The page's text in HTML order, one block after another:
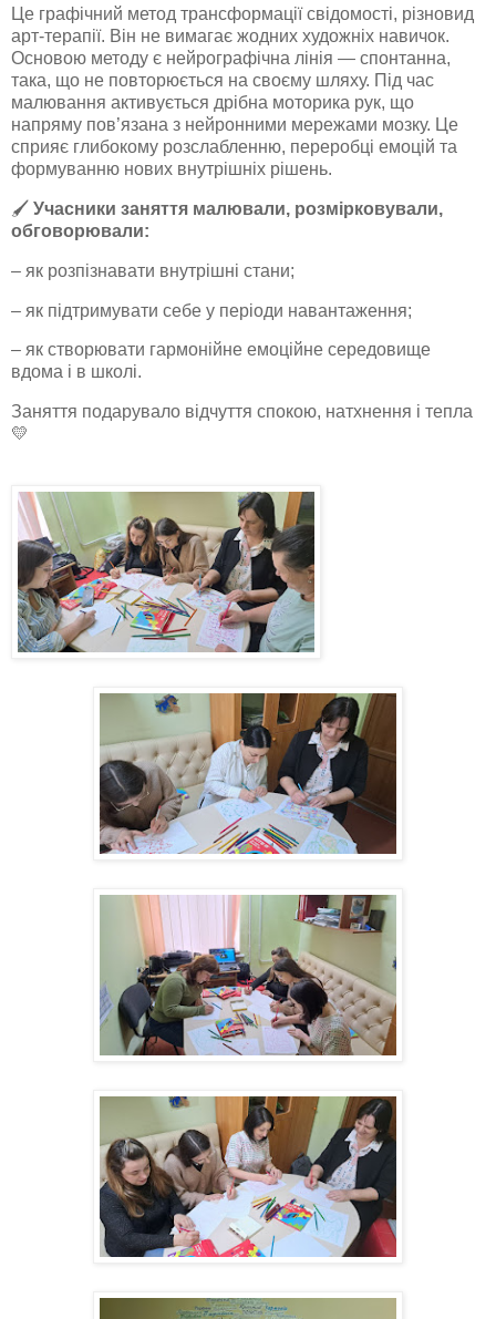
Це графічний метод трансформації свідомості, різновид
арт-терапії. Він не вимагає жодних художніх навичок.
Основою методу є нейрографічна лінія — спонтанна,
така, що не повторюється на своєму шляху. Під час
малювання активується дрібна моторика рук, що
напряму пов’язана з нейронними мережами мозку. Це
сприяє глибокому розслабленню, переробці емоцій та
формуванню нових внутрішніх рішень.
🖌️ Учасники заняття малювали, розмірковували,
обговорювали:
– як розпізнавати внутрішні стани;
– як підтримувати себе у періоди навантаження;
– як створювати гармонійне емоційне середовище
вдома і в школі.
Заняття подарувало відчуття спокою, натхнення і тепла
💛